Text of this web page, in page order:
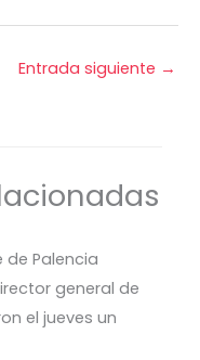
Entrada siguiente →
de Palencia
general de
el jueves un